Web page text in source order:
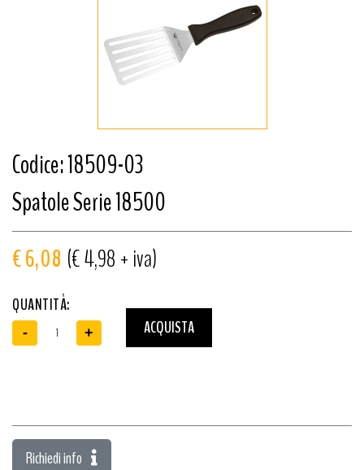
Codice: 18509-03
Spatole Serie 18500
€ 6,08 (€ 4,98 + iva)
QUANTITÀ:
- + ACQUISTA
Richiedi info